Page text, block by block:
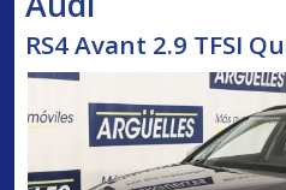
RS4 Avant 2.9 TFSI